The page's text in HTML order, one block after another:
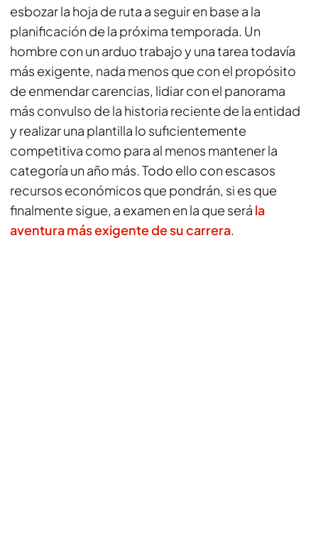
esbozar la hoja de ruta a seguir en base a la
planificación de la próxima temporada. Un
hombre con un arduo trabajo y una tarea todavía
más exigente, nada menos que con el propósito
de enmendar carencias, lidiar con el panorama
más convulso de la historia reciente de la entidad
y realizar una plantilla lo suficientemente
competitiva como para al menos mantener la
categoría un año más. Todo ello con escasos
recursos económicos que pondrán, si es que
finalmente sigue, a examen en la que será la
aventura más exigente de su carrera.